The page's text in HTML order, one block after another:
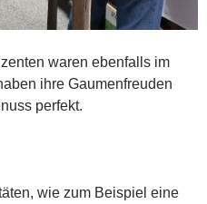
waren ebenfalls im
ihre Gaumenfreuden
perfekt.
wie zum Beispiel eine